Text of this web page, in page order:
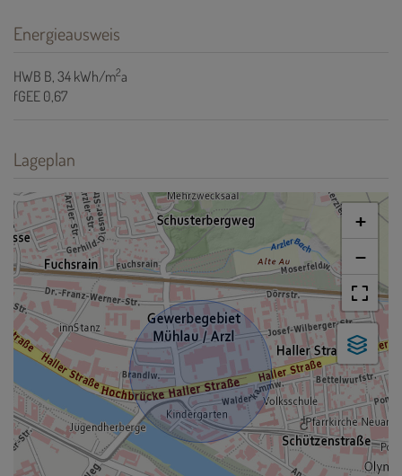
Energieausweis
HWB B, 34 kWh/m2a
fGEE 0,67
Lageplan
+
−